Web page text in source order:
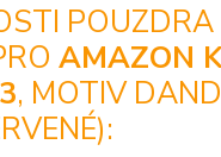
AMAZON
, MOTIV